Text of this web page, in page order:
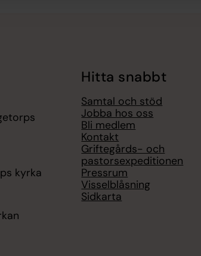
kyrka
Hitta snabbt
Samtal och stöd
Jobba hos oss
Bli medlem
Kontakt
Griftegårds- och
pastorsexpeditionen
Pressrum
Visselblåsning
Sidkarta